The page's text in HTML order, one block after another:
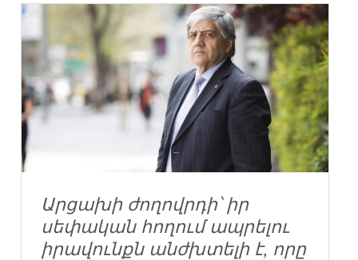
Արցախի ժողովրդի՝ իր
սեփական հողում ապրելու
իրավունքն անժխտելի է, որը